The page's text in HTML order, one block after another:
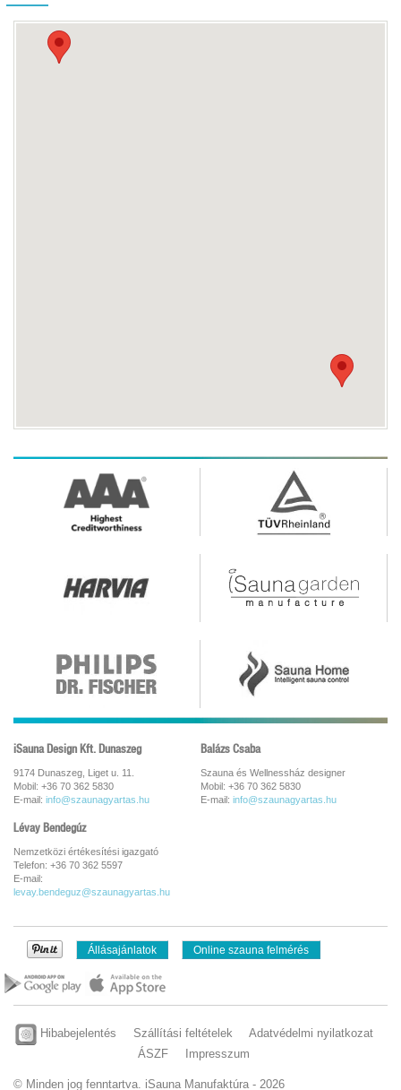
iSauna Design Kft. Dunaszeg
9174 Dunaszeg, Liget u. 11.
Mobil: +36 70 362 5830
E-mail: info@szaunagyartas.hu
Balázs Csaba
Szauna és Wellnessház designer
Mobil: +36 70 362 5830
E-mail: info@szaunagyartas.hu
Lévay Bendegúz
Nemzetközi értékesítési igazgató
Telefon: +36 70 362 5597
E-mail:
levay.bendeguz@szaunagyartas.hu
Állásajánlatok Online szauna felmérés
Hibabejelentés Szállítási feltételek
Adatvédelmi nyilatkozat
ÁSZF
Impresszum
© Minden jog fenntartva. iSauna Manufaktúra - 2026